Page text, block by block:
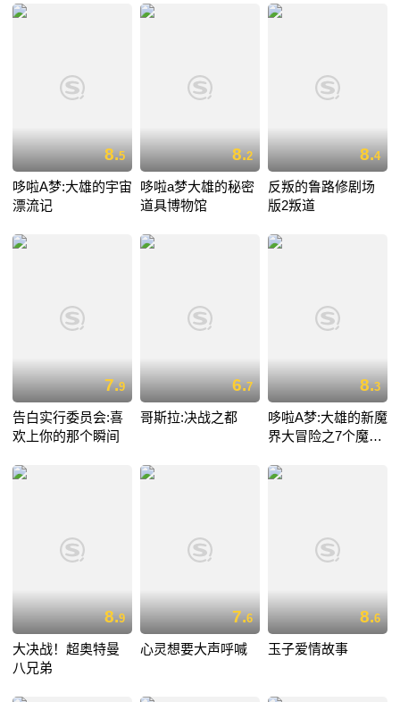
8.5
哆啦A梦:大雄的宇宙
漂流记
8.2
哆啦a梦大雄的秘密
道具博物馆
8.4
反叛的鲁路修剧场
版2叛道
7.9
告白实行委员会:喜
欢上你的那个瞬间
6.7
哥斯拉:决战之都
8.3
哆啦A梦:大雄的新魔
界大冒险之7个魔法
8.9
大决战！超奥特曼
八兄弟
7.6
心灵想要大声呼喊
8.6
玉子爱情故事